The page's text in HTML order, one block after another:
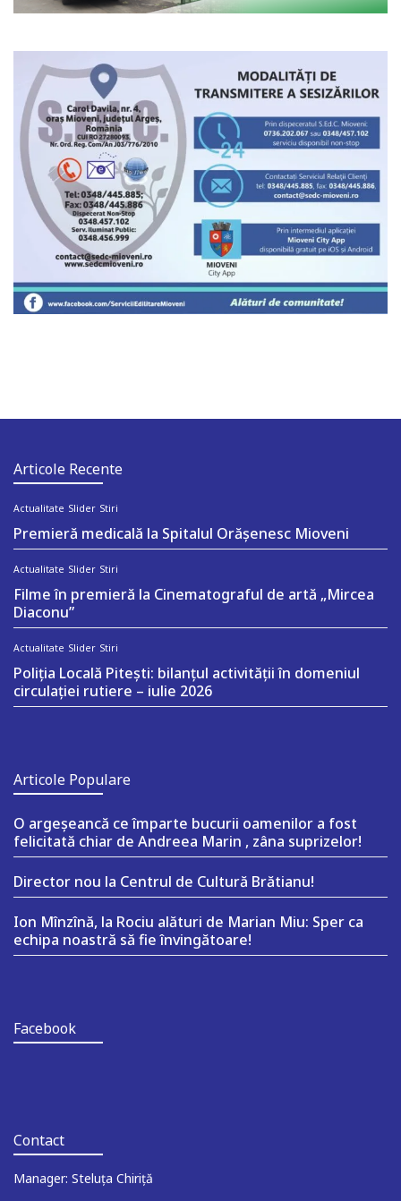
Articole Recente
Actualitate Slider Stiri
Premieră medicală la Spitalul Orășenesc Mioveni
Actualitate Slider Stiri
Filme în premieră la Cinematograful de artă „Mircea
Diaconu”
Actualitate Slider Stiri
Poliția Locală Pitești: bilanțul activității în domeniul
circulației rutiere – iulie 2026
Articole Populare
O argeşeancă ce împarte bucurii oamenilor a fost
felicitată chiar de Andreea Marin , zâna suprizelor!
Director nou la Centrul de Cultură Brătianu!
Ion Mînzînă, la Rociu alături de Marian Miu: Sper ca
echipa noastră să fie învingătoare!
Facebook
Contact
Manager: Steluța Chiriță